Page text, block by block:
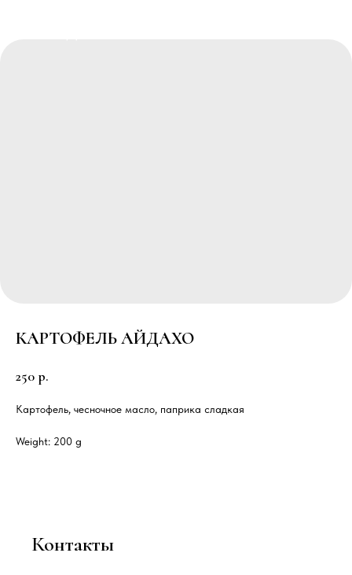
КАРТОФЕЛЬ АЙДАХО
250 р.
Картофель, чесночное масло, паприка сладкая
Weight: 200 g
Контакты